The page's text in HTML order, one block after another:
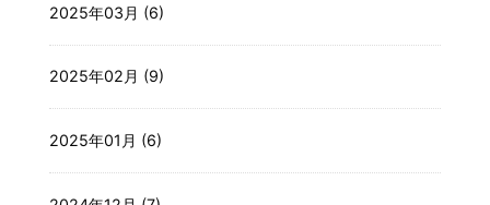
2025年03月 (6)
2025年02月 (9)
2025年01月 (6)